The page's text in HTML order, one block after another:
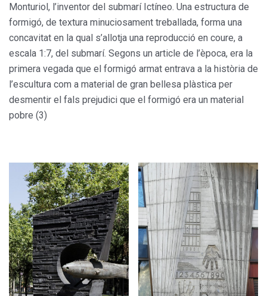
Monturiol, l’inventor del submarí Ictíneo. Una estructura de
formigó, de textura minuciosament treballada, forma una
concavitat en la qual s’allotja una reproducció en coure, a
escala 1:7, del submarí. Segons un article de l’època, era la
primera vegada que el formigó armat entrava a la història de
l’escultura com a material de gran bellesa plàstica per
desmentir el fals prejudici que el formigó era un material
pobre (3)